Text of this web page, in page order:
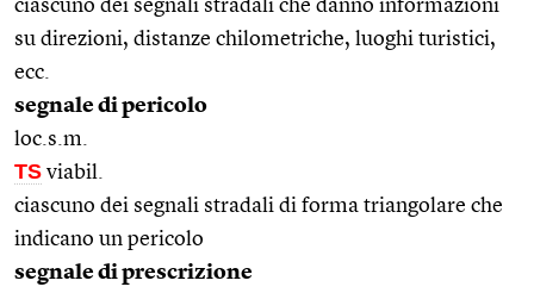
ciascuno dei segnali stradali che danno informazioni
su direzioni, distanze chilometriche, luoghi turistici,
ecc.
segnale di pericolo
loc.s.m.
TS viabil.
ciascuno dei segnali stradali di forma triangolare che
indicano un pericolo
segnale di prescrizione